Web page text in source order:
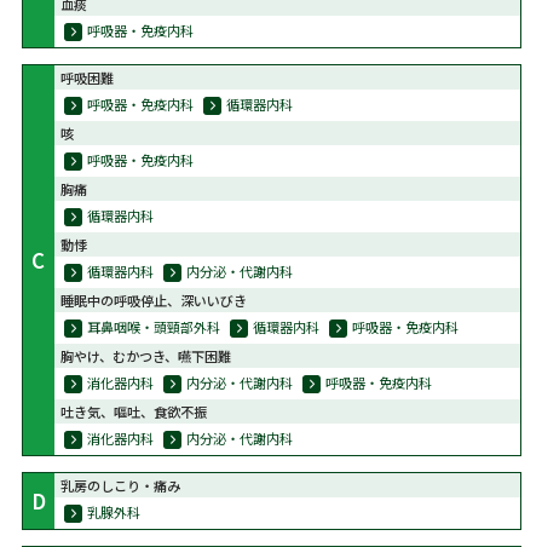
呼吸器・免疫内科
C
呼吸困難
呼吸器・免疫内科
循環器内科
咳
呼吸器・免疫内科
胸痛
循環器内科
動悸
循環器内科
内分泌・代謝内科
睡眠中の呼吸停止、深いいびき
耳鼻咽喉・頭頸部外科
循環器内科
呼吸器・免疫内科
胸やけ、むかつき、嚥下困難
消化器内科
内分泌・代謝内科
呼吸器・免疫内科
吐き気、嘔吐、食欲不振
消化器内科
内分泌・代謝内科
D
乳房のしこり・痛み
乳腺外科